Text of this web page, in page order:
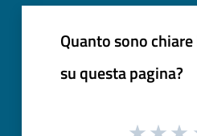
Quanto sono
su questa pagina?